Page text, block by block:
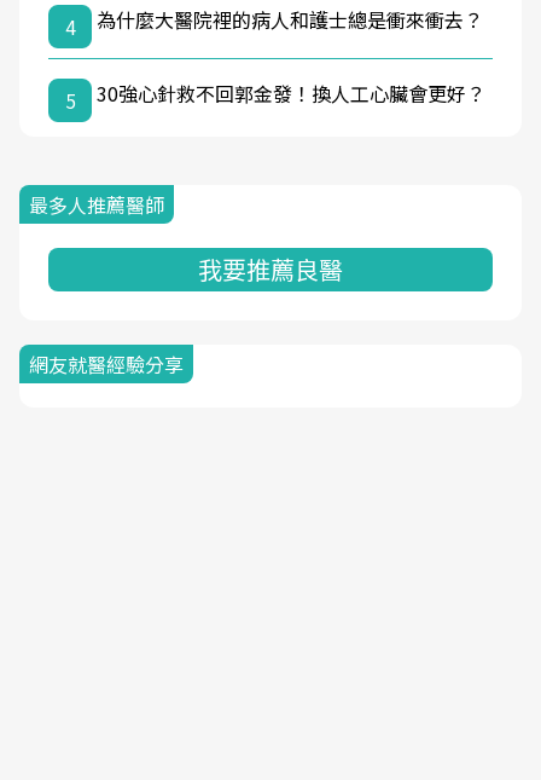
4
為什麼大醫院裡的病人和護士總是衝來衝去？
5 30強心針救不回郭金發！換人工心臟會更好？
最多人推薦醫師
我要推薦良醫
網友就醫經驗分享